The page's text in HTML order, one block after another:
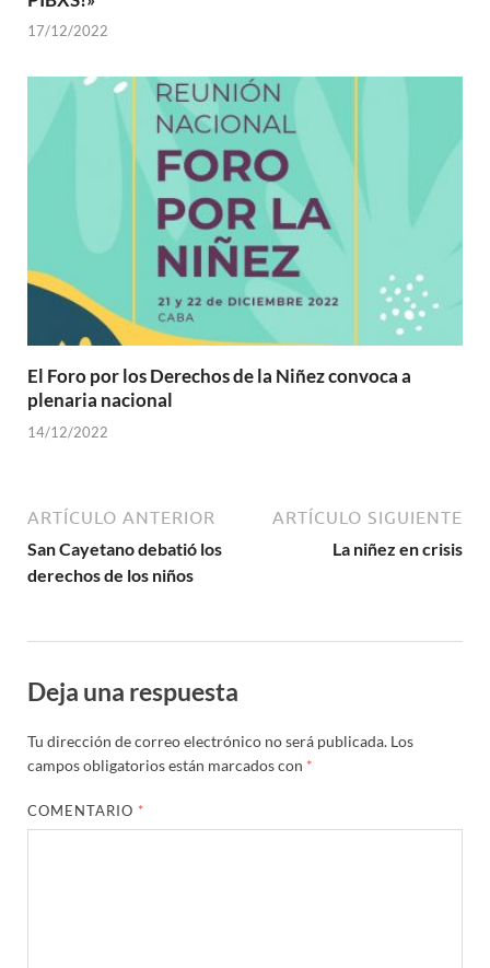
17/12/2022
El Foro por los Derechos de la Niñez convoca a
plenaria nacional
14/12/2022
ARTÍCULO ANTERIOR
San Cayetano debatió los
derechos de los niños
ARTÍCULO SIGUIENTE
La niñez en crisis
Deja una respuesta
Tu dirección de correo electrónico no será publicada. Los
campos obligatorios están marcados con *
COMENTARIO *